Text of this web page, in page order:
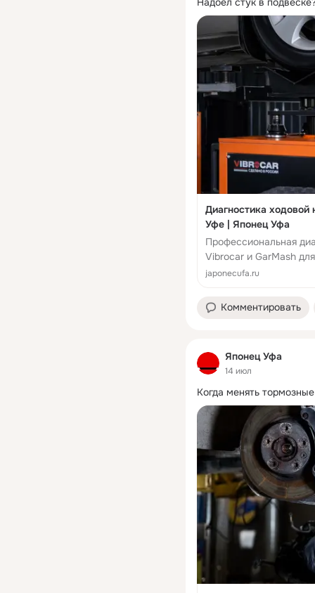
Диагностика ходовой
Уфе | Японец Уфа
Профессиональная
Vibrocar и GarMash
стуки...
japonecufa.ru
Комментировать
Японец Уфа
14 июл
Когда менять